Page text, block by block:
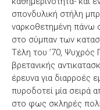
σπονδυλική στήλη
ναρκοθετημένη πάνω
στο σύμπαν των
Τέλη του ’70, Ψυχρός
βρετανικής
έρευνα για διαρροές
πυροδοτεί μία σειρά
στο φως σκληρές